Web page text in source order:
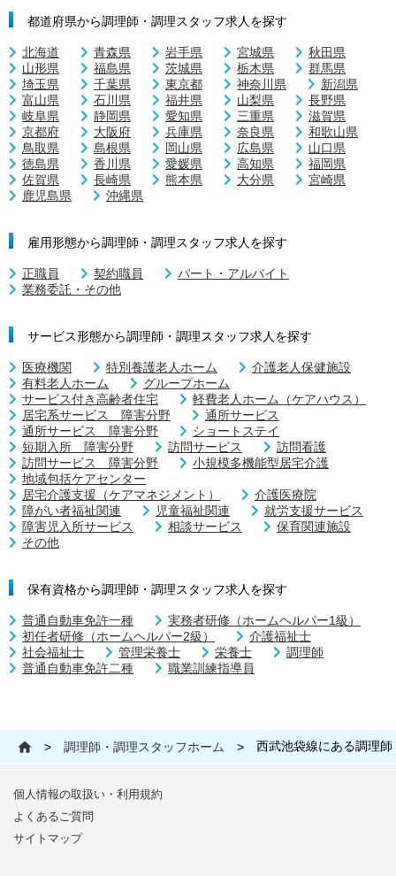
都道府県から調理師・調理スタッフ求人を探す
北海道 青森県 岩手県 宮城県
秋田県
山形県
福島県 茨城県 栃木県
群馬県
埼玉県
千葉県 東京都 神奈川県
新潟県
富山県
石川県 福井県 山梨県
長野県
岐阜県
静岡県 愛知県 三重県
滋賀県
京都府
大阪府 兵庫県 奈良県
和歌山県
鳥取県
島根県 岡山県 広島県
山口県
徳島県
香川県 愛媛県 高知県
福岡県
佐賀県
長崎県 熊本県 大分県
宮崎県
鹿児島県
沖縄県
雇用形態から調理師・調理スタッフ求人を探す
正職員 契約職員
パート・アルバイト
業務委託・その他
サービス形態から調理師・調理スタッフ求人を探す
医療機関 特別養護老人ホーム
介護老人保健施設
有料老人ホーム
グループホーム
サービス付き高齢者住宅
軽費老人ホーム（ケアハウス）
居宅系サービス 障害分野
通所サービス
通所サービス 障害分野
ショートステイ
短期入所 障害分野
訪問サービス
訪問看護
訪問サービス 障害分野
小規模多機能型居宅介護
地域包括ケアセンター
居宅介護支援（ケアマネジメント）
介護医療院
障がい者福祉関連
児童福祉関連
就労支援サービス
障害児入所サービス
相談サービス
保育関連施設
その他
保有資格から調理師・調理スタッフ求人を探す
普通自動車免許一種
実務者研修（ホームヘルパー1級）
初任者研修（ホームヘルパー2級）
介護福祉士
社会福祉士
管理栄養士 栄養士
調理師
普通自動車免許二種
職業訓練指導員
> 調理師・調理スタッフホーム > 西武池袋線にある調理
個人情報の取扱い・利用規約
よくあるご質問
サイトマップ